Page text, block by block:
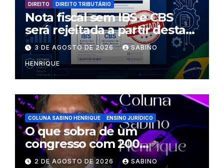
DIREITO DIREITO TRIBUTÁRIO
Nota fiscal sem IBS e CBS
será rejeitada a partir desta
segunda-feira
3 DE AGOSTO DE 2026 SABINO
HENRIQUE
COLUNA SABINO HENRIQUE ENSINO JURÍDICO
O que sobra de um
congresso com 200
palestrantes?
2 DE AGOSTO DE 2026 SABINO